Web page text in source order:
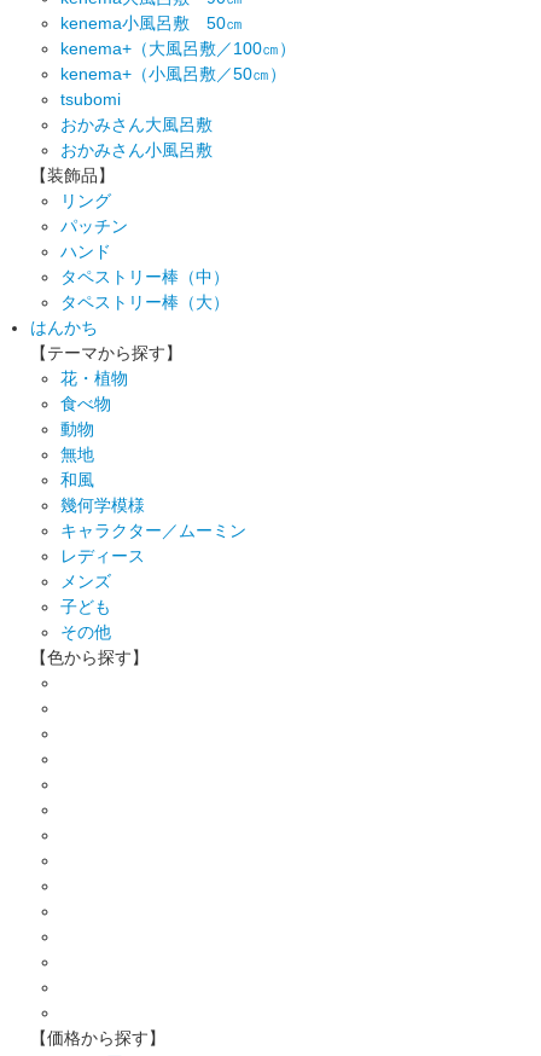
kenema小風呂敷 50㎝
kenema+（大風呂敷／100㎝）
kenema+（小風呂敷／50㎝）
tsubomi
おかみさん大風呂敷
おかみさん小風呂敷
【装飾品】
リング
パッチン
ハンド
タペストリー棒（中）
タペストリー棒（大）
はんかち
【テーマから探す】
花・植物
食べ物
動物
無地
和風
幾何学模様
キャラクター／ムーミン
レディース
メンズ
子ども
その他
【色から探す】
【価格から探す】